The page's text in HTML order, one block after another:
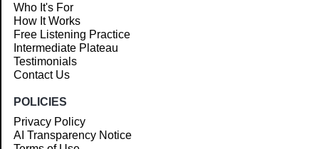
Who It's For
How It Works
Free Listening Practice
Intermediate Plateau
Testimonials
Contact Us
POLICIES
Privacy Policy
AI Transparency Notice